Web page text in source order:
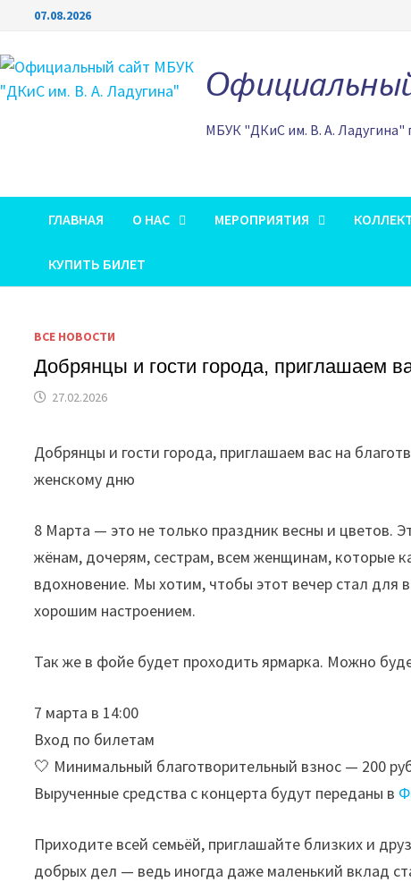
Перейти
содержимому
07.08.2026
МБУК "ДКиС им. В. А. Ладугина"
ГЛАВНАЯ О НАС МЕРОПРИЯТИЯ
КУПИТЬ БИЛЕТ
ВСЕ НОВОСТИ
Добрянцы и гости города, приглашаем
27.02.2026
Добрянцы и гости города, приглашаем вас на
женскому дню
8 Марта — это не только праздник весны и цветов.
жёнам, дочерям, сестрам, всем женщинам, которые
вдохновение. Мы хотим, чтобы этот вечер стал
хорошим настроением.
Так же в фойе будет проходить ярмарка. Можно
7 марта в 14:00
Вход по билетам
🤍 Минимальный благотворительный взнос — 200
Вырученные средства с концерта будут переданы в
Приходите всей семьёй, приглашайте близких и
добрых дел — ведь иногда даже маленький вклад